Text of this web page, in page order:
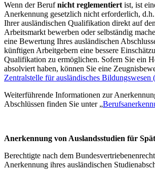
Wenn der Berufnicht reglementiertist, ist
Anerkennung gesetzlich nicht erforderlich,
Ihrer ausländischen Qualifikation direkt auf
Arbeitsmarkt bewerben oder selbständig
eine Bewertung Ihres ausländischen
künftigen Arbeitgebern eine bessere
Qualifikation zu ermöglichen. Sofern Sie ein
absolviert haben, können Sie eine
Zentralstelle für ausländisches
Weiterführende Informationen zur
Abschlüssen finden Sie unter „
Anerkennung von Auslandsstudien für
Berechtigte nach dem
Anerkennung ihres ausländischen